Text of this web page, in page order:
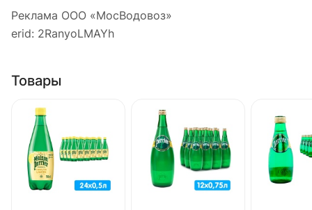
Реклама ООО «МосВодовоз»
erid: 2RanyoLMAYh
Товары